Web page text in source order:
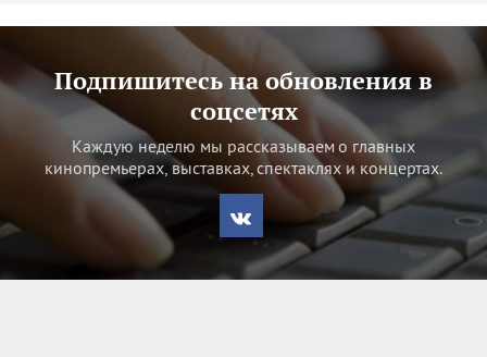
Подпишитесь на обновления в
соцсетях
Каждую неделю мы рассказываем о главных
кинопремьерах, выставках, спектаклях и концертах.